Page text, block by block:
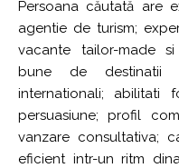
Persoana căutată are
agentie de turism;
vacante tailor-made
bune de destinatii
internationali; abilitati
persuasiune; profil
vanzare consultativa;
eficient intr-un ritm